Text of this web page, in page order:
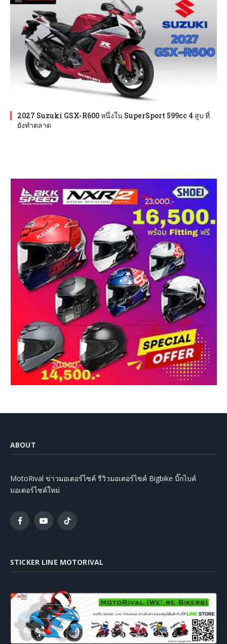
2027 Suzuki GSX-R600 หนึ่งใน SuperSport 599cc 4 สูบ ที่
ยังทำตลาด
ABOUT
MotoRival ข่าวมอเตอร์ไซค์ รีวิวมอเตอร์ไซค์ Bigbike บิ๊กไบค์
มอเตอร์ไซค์ใหม่
FacebookYouTubeTikTok
STICKER LINE MOTORIVAL